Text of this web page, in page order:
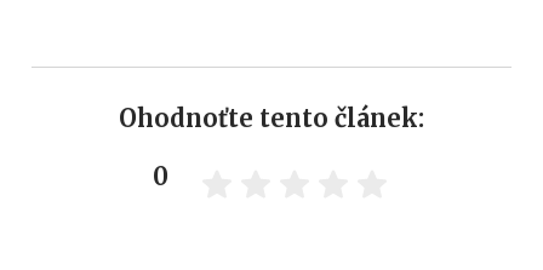
Ohodnoťte tento článek:
0